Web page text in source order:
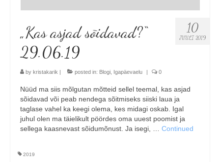
10
JUULI 2019
„Kas asjad sõidavad?“
29.06.19
by kristakarik posted in: Blogi, Igapäevaelu 0
Nüüd ma siis mõlgutan mõtteid sellel teemal, kas asjad
sõidavad või peab nendega sõitmiseks siiski laua ja
taglase vahel ka keegi olema, kes midagi oskab. Igal
juhul olen ma täielikult pöördes oma uuest poomist ja
sellega kaasnevast sõidumõnust. Ja isegi, … Continued
2019